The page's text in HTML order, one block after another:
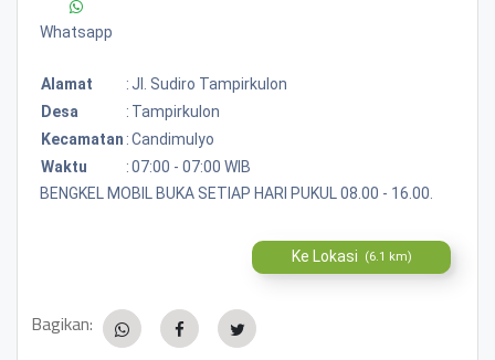
Whatsapp
Alamat : Jl. Sudiro Tampirkulon
Desa
: Tampirkulon
Kecamatan :Candimulyo
Waktu
:07:00 - 07:00 WIB
BENGKEL MOBIL BUKA SETIAP HARI PUKUL 08.00 - 16.00.
Ke Lokasi (6.1 km)
Bagikan: